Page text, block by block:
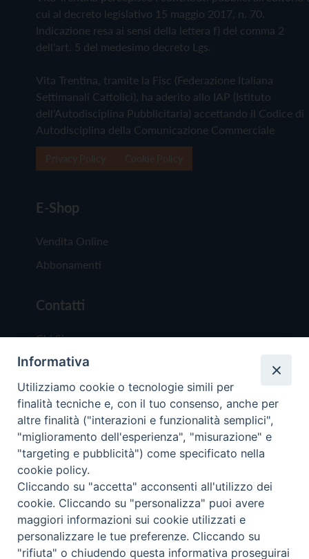
cui al decreto legislativo 15 maggio 2017, n. 70.
Indicazione resa ai sensi della lettera f) del comma 2
dell'art. 5 del medesimo decreto Lgs.
Vita Trentina, tramite la Fisc (Federazione Italiana
Settimanali Cattolici), ha aderito allo IAP (Istituto
dell'Autodisciplina Pubblicitaria) accettando il Codice di
Autodisciplina della Comunicazione Commerciale
E-Shop
Vendita Online
Abbonamenti
Contatti
Chi Siamo
Redazione
Scrivici
Copyright © 2019 - Tutti i diritti riservati - Vita
Trentina Editrice
Privacy Policy
Torna
Informativa
Utilizziamo cookie o tecnologie simili per
finalità tecniche e, con il tuo consenso, anche per
altre finalità ("interazioni e funzionalità semplici",
"miglioramento dell'esperienza", "misurazione" e
"targeting e pubblicità") come specificato nella
cookie policy.
Cliccando su "accetta" acconsenti all'utilizzo dei
cookie. Cliccando su "personalizza" puoi avere
maggiori informazioni sui cookie utilizzati e
personalizzare le tue preferenze. Cliccando su
"rifiuta" o chiudendo questa informativa proseguirai